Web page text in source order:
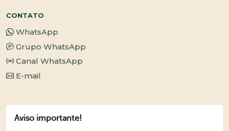
CONTATO
WhatsApp
Grupo WhatsApp
Canal WhatsApp
E-mail
Aviso importante!